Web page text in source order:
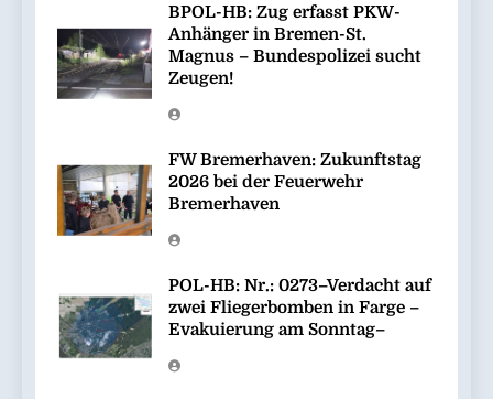
BPOL-HB: Zug erfasst PKW-
Anhänger in Bremen-St.
Magnus – Bundespolizei sucht
Zeugen!
FW Bremerhaven: Zukunftstag
2026 bei der Feuerwehr
Bremerhaven
POL-HB: Nr.: 0273–Verdacht auf
zwei Fliegerbomben in Farge –
Evakuierung am Sonntag–